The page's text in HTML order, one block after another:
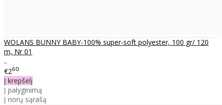
WOLANS BUNNY BABY-100% super-soft polyester, 100 gr/ 120
m, Nr 01
..
€260
Į krepšelį
Į palyginimą
Į norų sąrašą